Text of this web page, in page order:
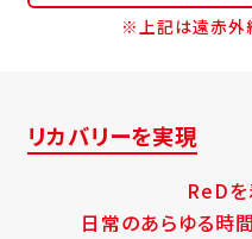
※上記は遠赤外
リカバリーを実現
ReD
日常のあらゆる時